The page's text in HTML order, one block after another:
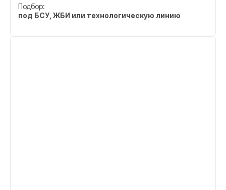
Подбор:
под БСУ, ЖБИ или технологическую линию